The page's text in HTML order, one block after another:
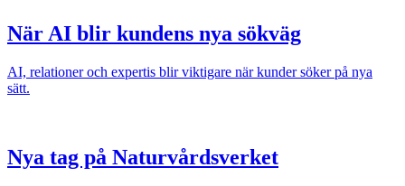
När AI blir kundens nya sökväg
AI, relationer och expertis blir viktigare när kunder söker på nya
sätt.
Nya tag på Naturvårdsverket